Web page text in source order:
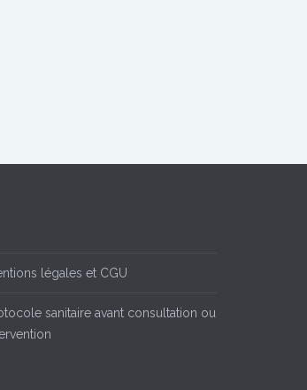
légales et CGU
sanitaire avant consultation ou